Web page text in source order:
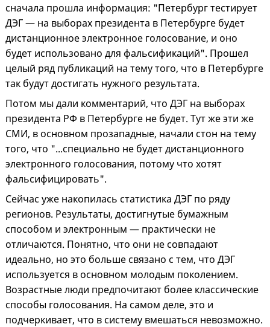
сначала прошла информация: "Петербург тестирует
ДЭГ — на выборах президента в Петербурге будет
дистанционное электронное голосование, и оно
будет использовано для фальсификаций". Прошел
целый ряд публикаций на тему того, что в Петербурге
так будут достигать нужного результата.
Потом мы дали комментарий, что ДЭГ на выборах
президента РФ в Петербурге не будет. Тут же эти же
СМИ, в основном прозападные, начали стон на тему
того, что "...специально не будет дистанционного
электронного голосования, потому что хотят
фальсифицировать".
Сейчас уже накопилась статистика ДЭГ по ряду
регионов. Результаты, достигнутые бумажным
способом и электронным — практически не
отличаются. Понятно, что они не совпадают
идеально, но это больше связано с тем, что ДЭГ
используется в основном молодым поколением.
Возрастные люди предпочитают более классические
способы голосования. На самом деле, это и
подчеркивает, что в систему вмешаться невозможно.